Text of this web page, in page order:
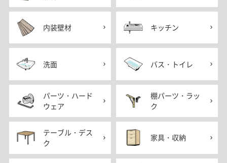
内装壁材 キッチン
洗面 バス・トイレ
パーツ・ハード
ウェア
棚パーツ・ラッ
ク
テーブル・デス
ク
家具・収納